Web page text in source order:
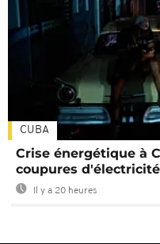
CUBA
Crise énergétique à
coupures d'électricité
Il y a 20 heures